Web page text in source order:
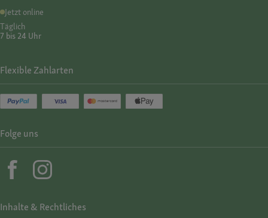
Jetzt online
Täglich
7 bis 24 Uhr
Inhalte & Rechtliches
Flexible Zahlarten
Folge uns